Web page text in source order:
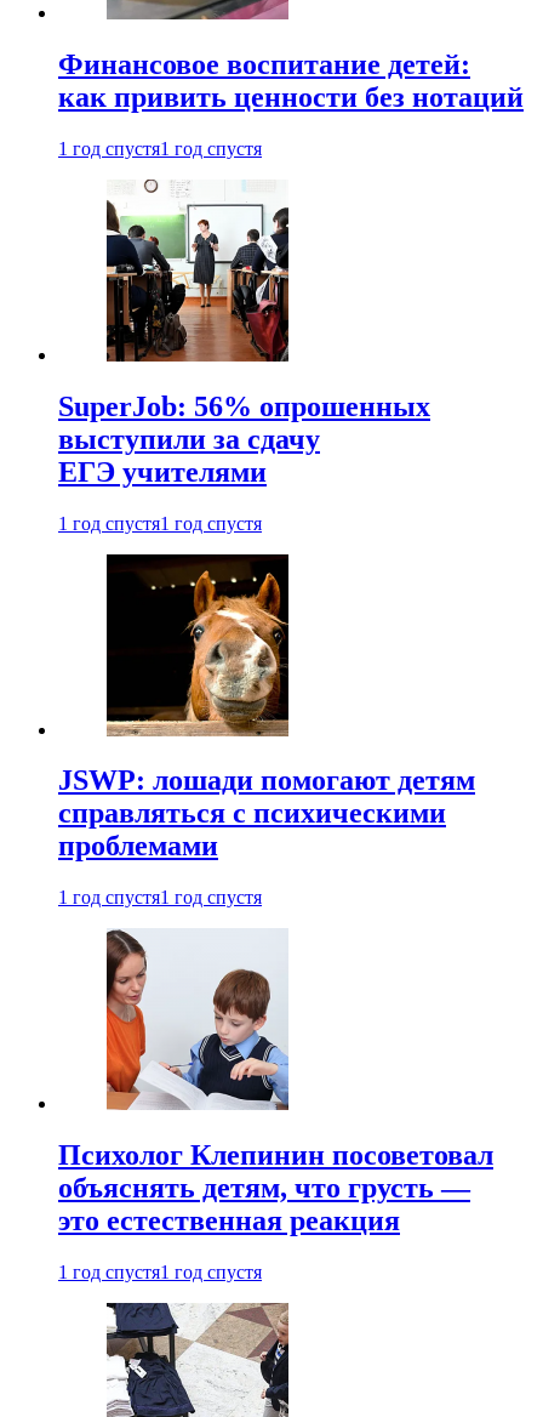
Финансовое воспитание детей:
как привить ценности без нотаций
1 год спустя1 год спустя
SuperJob: 56% опрошенных
выступили за сдачу
ЕГЭ учителями
1 год спустя1 год спустя
JSWP: лошади помогают детям
справляться с психическими
проблемами
1 год спустя1 год спустя
Психолог Клепинин посоветовал
объяснять детям, что грусть —
это естественная реакция
1 год спустя1 год спустя